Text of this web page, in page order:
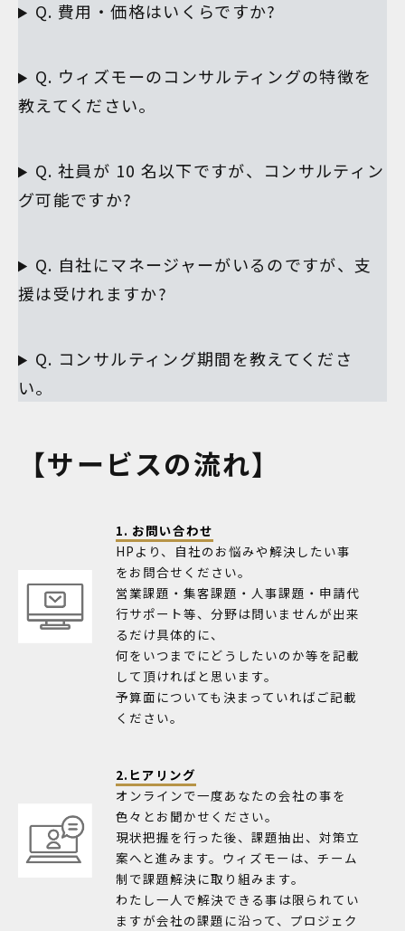
Q. 費用・価格はいくらですか?
Q. ウィズモーのコンサルティングの特徴を
教えてください。
Q. 社員が 10 名以下ですが、コンサルティン
グ可能ですか?
Q. 自社にマネージャーがいるのですが、支
援は受けれますか?
Q. コンサルティング期間を教えてくださ
い。
【サービスの流れ】
1. お問い合わせ
HPより、自社のお悩みや解決したい事
をお問合せください。
営業課題・集客課題・人事課題・申請代
行サポート等、分野は問いませんが出来
るだけ具体的に、
何をいつまでにどうしたいのか等を記載
して頂ければと思います。
予算面についても決まっていればご記載
ください。
2.ヒアリング
オンラインで一度あなたの会社の事を
色々とお聞かせください。
現状把握を行った後、課題抽出、対策立
案へと進みます。ウィズモーは、チーム
制で課題解決に取り組みます。
わたし一人で解決できる事は限られてい
ますが会社の課題に沿って、プロジェク